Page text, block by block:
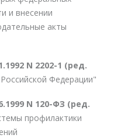
и внесении
акты
N 2202-1 (ред.
Федерации"
N 120-ФЗ (ред.
профилактики